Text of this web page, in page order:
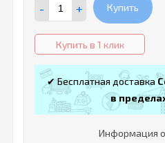
- + Купить
Купить в 1 клик
✔ Бесплатная доставка
в
Информация